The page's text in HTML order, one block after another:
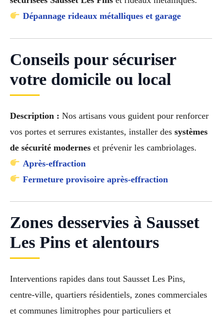
Dépannage rideaux métalliques et garage
Conseils pour sécuriser
votre domicile ou local
Description : Nos artisans vous guident pour renforcer
vos portes et serrures existantes, installer des systèmes
de sécurité modernes et prévenir les cambriolages.
Après-effraction
Fermeture provisoire après-effraction
Zones desservies à Sausset
Les Pins et alentours
Interventions rapides dans tout Sausset Les Pins,
centre-ville, quartiers résidentiels, zones commerciales
et communes limitrophes pour particuliers et